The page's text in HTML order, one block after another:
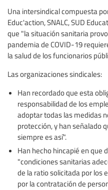
Una intersindical compuesta
Educ'action, SNALC, SUD
que "la situación sanitaria
pandemia de COVID-19
la salud de los funcionarios
Las organizaciones sindicales:
Han recordado que esta
responsabilidad de los
adoptar todas las medidas
protección, y han señalado
siempre es así".
Han hecho hincapié en que
"condiciones sanitarias
de la ratio solicitada por los
por la contratación de